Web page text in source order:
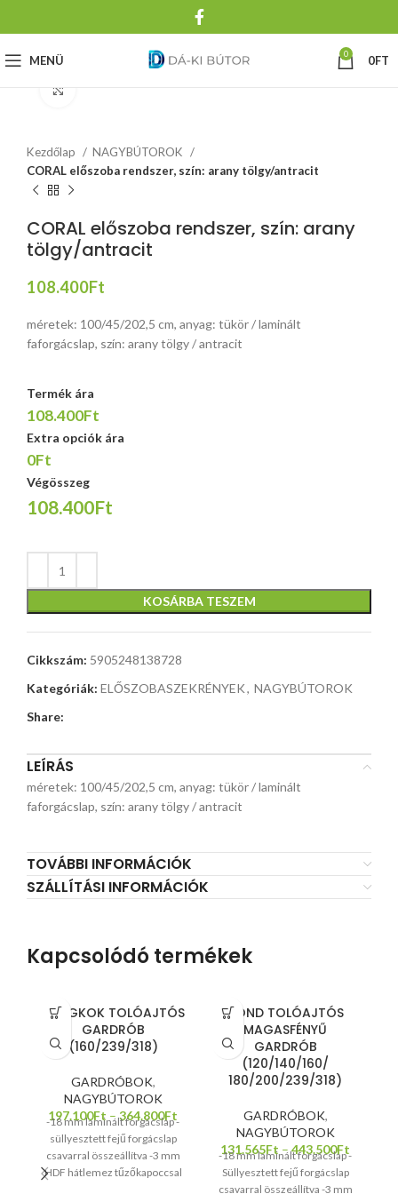
MENÜ 0 0FT
Kezdőlap
NAGYBÚTOROK
CORAL előszoba rendszer, szín: arany tölgy/antracit
CORAL előszoba rendszer, szín: arany
tölgy/antracit
108.400Ft
méretek: 100/45/202,5 cm, anyag: tükör / laminált
faforgácslap, szín: arany tölgy / antracit
Termék ára
108.400Ft
Extra opciók ára
0Ft
Végösszeg
108.400Ft
KOSÁRBA TESZEM
Cikkszám: 5905248138728
Kategóriák: ELŐSZOBASZEKRÉNYEK, NAGYBÚTOROK
Share:
LEÍRÁS
méretek: 100/45/202,5 cm, anyag: tükör / laminált
faforgácslap, szín: arany tölgy / antracit
TOVÁBBI INFORMÁCIÓK
SZÁLLÍTÁSI INFORMÁCIÓK
Kapcsolódó termékek
BANGKOK TOLÓAJTÓS
GARDRÓB
(160/239/318)
GARDRÓBOK,
NAGYBÚTOROK
197.100Ft – 364.800Ft
-18 mm laminált forgácslap -
süllyesztett fejű forgácslap
csavarral összeállítva -3 mm
HDF hátlemez tűzőkapoccsal
BOND TOLÓAJTÓS
MAGASFÉNYŰ
GARDRÓB
(120/140/160/
180/200/239/318)
GARDRÓBOK,
NAGYBÚTOROK
131.565Ft – 443.500Ft
-18 mm laminált forgácslap -
Süllyesztett fejű forgácslap
csavarral összeállítva -3 mm